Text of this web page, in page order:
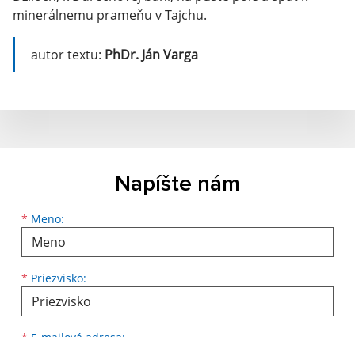
minerálnemu prameňu v Tajchu.
autor textu: PhDr. Ján Varga
Napíšte nám
* Meno:
Meno
* Priezvisko:
Priezvisko
E-mailová adresa